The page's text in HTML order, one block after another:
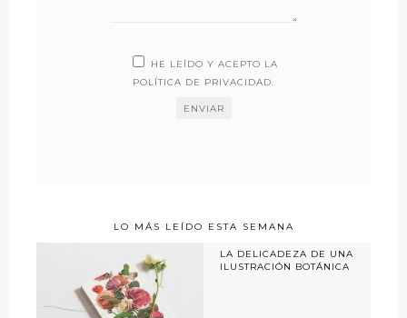
HE LEÍDO Y ACEPTO LA
POLÍTICA DE PRIVACIDAD.
LO MÁS LEÍDO ESTA SEMANA
LA DELICADEZA DE UNA
ILUSTRACIÓN BOTÁNICA